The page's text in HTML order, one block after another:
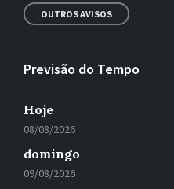
OUTROS AVISOS
Previsão do Tempo
Hoje
08/08/2026
domingo
09/08/2026